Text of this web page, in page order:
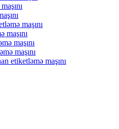
maşını
maşını
maşını
maşını
etiketləmə maşını